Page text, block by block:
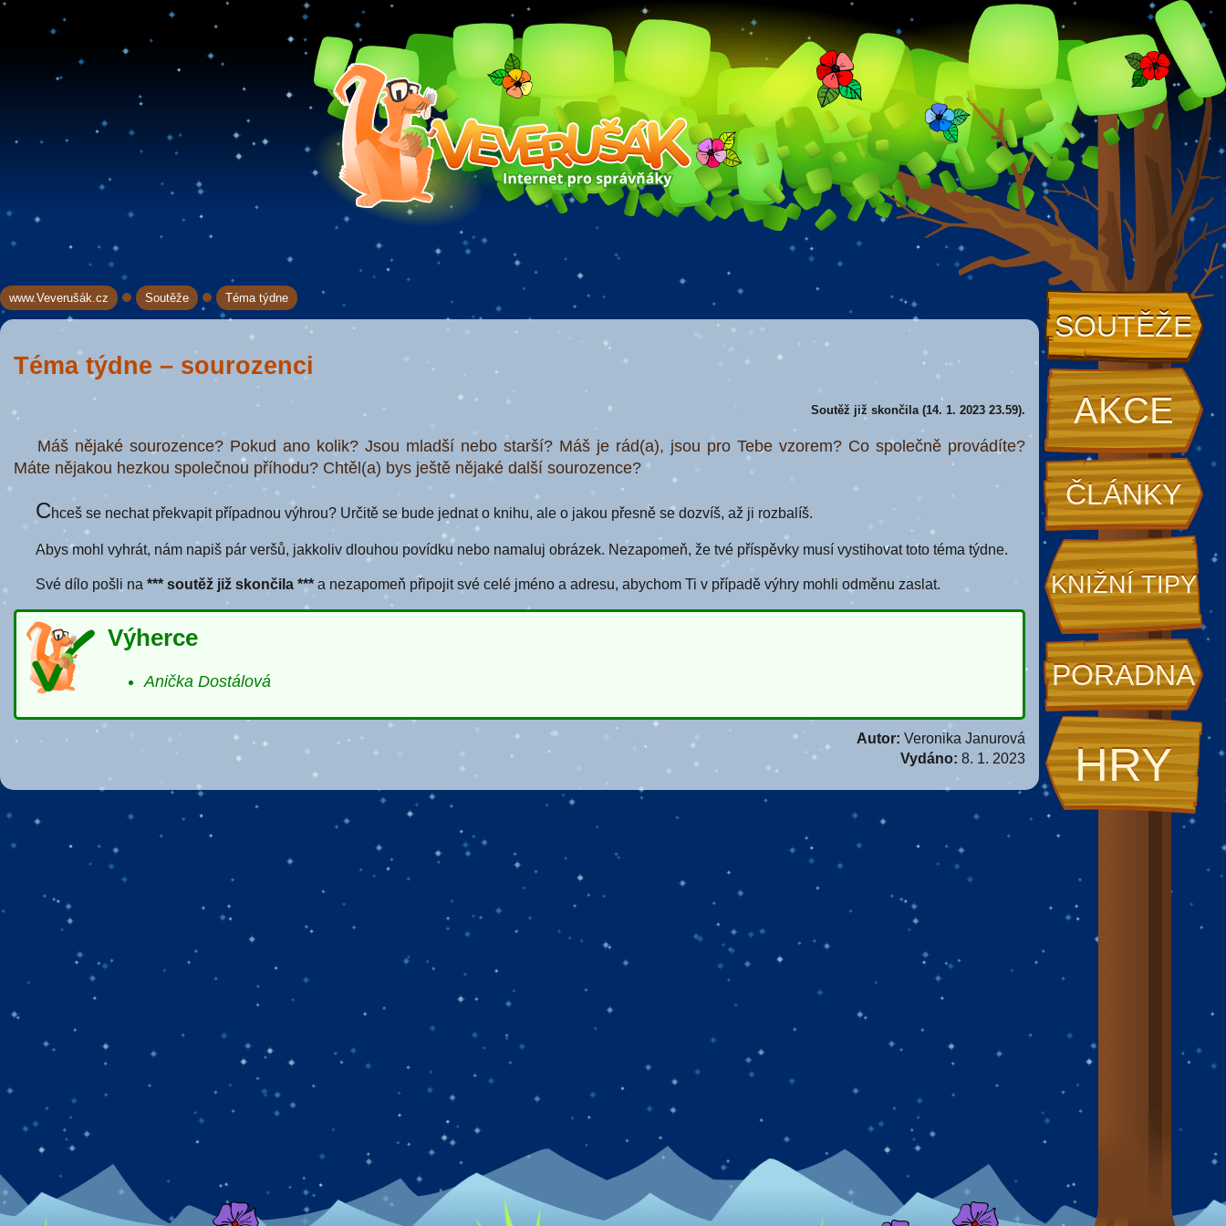
SOUTĚŽE
AKCE
ČLÁNKY
KNIŽNÍ TIPY
PORADNA
HRY
www.Veverušák.cz→ Soutěže
→ Téma týdne
Téma týdne – sourozenci
Soutěž již skončila (14. 1. 2023 23.59).
Máš nějaké sourozence? Pokud ano kolik? Jsou mladší nebo starší? Máš je rád(a), jsou pro Tebe vzorem? Co společně provádíte?
Máte nějakou hezkou společnou příhodu? Chtěl(a) bys ještě nějaké další sourozence?
Chceš se nechat překvapit případnou výhrou? Určitě se bude jednat o knihu, ale o jakou přesně se dozvíš, až ji rozbalíš.
Abys mohl vyhrát, nám napiš pár veršů, jakkoliv dlouhou povídku nebo namaluj obrázek. Nezapomeň, že tvé příspěvky musí vystihovat toto téma týdne.
Své dílo pošli na *** soutěž již skončila *** a nezapomeň připojit své celé jméno a adresu, abychom Ti v případě výhry mohli odměnu zaslat.
Výherce
Anička Dostálová
Autor: Veronika Janurová
Vydáno: 8. 1. 2023